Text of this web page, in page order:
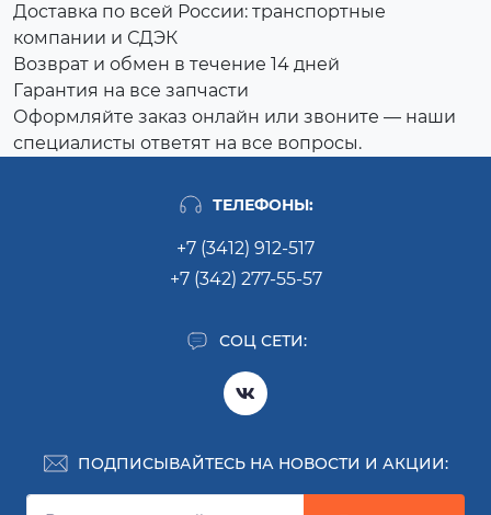
Доставка по всей России: транспортные
компании и СДЭК
Возврат и обмен в течение 14 дней
Гарантия на все запчасти
Оформляйте заказ онлайн или звоните — наши
специалисты ответят на все вопросы.
ТЕЛЕФОНЫ:
+7 (3412) 912-517
+7 (342) 277-55-57
СОЦ СЕТИ:
ПОДПИСЫВАЙТЕСЬ НА НОВОСТИ И АКЦИИ: